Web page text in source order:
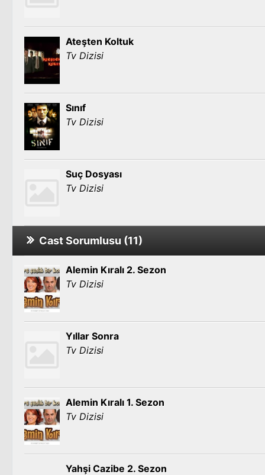
Ateşten Koltuk
Tv Dizisi
Sınıf
Tv Dizisi
Suç Dosyası
Tv Dizisi
Cast Sorumlusu (11)
Alemin Kıralı 2. Sezon
Tv Dizisi
Yıllar Sonra
Tv Dizisi
Alemin Kıralı 1. Sezon
Tv Dizisi
Yahşi Cazibe 2. Sezon